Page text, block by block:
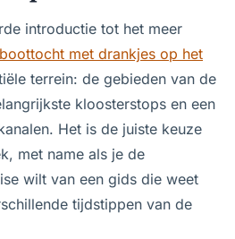
introductie tot het meer
met drankjes op het
terrein: de gebieden van de
kloosterstops en een
Het is de juiste keuze
met name als je de
wilt van een gids die weet
tijdstippen van de